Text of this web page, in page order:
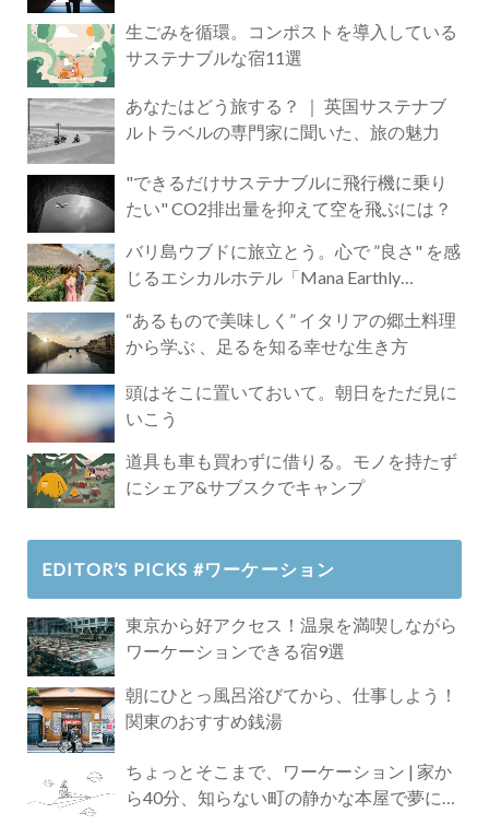
生ごみを循環。コンポストを導入している
サステナブルな宿11選
あなたはどう旅する？ ｜ 英国サステナブ
ルトラベルの専門家に聞いた、旅の魅力
"できるだけサステナブルに飛行機に乗り
たい" CO2排出量を抑えて空を飛ぶには？
バリ島ウブドに旅立とう。心で ”良さ" を感
じるエシカルホテル「Mana Earthly
“あるもので美味しく” イタリアの郷土料理
から学ぶ 、足るを知る幸せな生き方
頭はそこに置いておいて。朝日をただ見に
いこう
道具も車も買わずに借りる。モノを持たず
にシェア&サブスクでキャンプ
EDITOR’S PICKS #ワーケーション
東京から好アクセス！温泉を満喫しながら
ワーケーションできる宿9選
朝にひとっ風呂浴びてから、仕事しよう！
関東のおすすめ銭湯
ちょっとそこまで、ワーケーション | 家か
ら40分、知らない町の静かな本屋で夢に近